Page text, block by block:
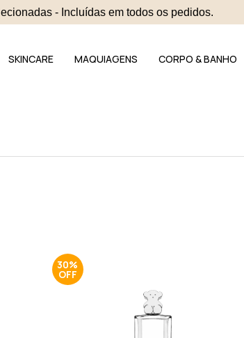
- Incluídas em todos os pedidos.
SKINCARE MAQUIAGENS CORPO & BANHO
30%